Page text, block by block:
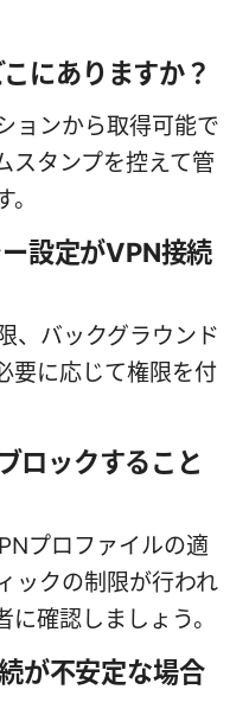
にありますか？
ョンから取得可能で
スタンプを控えて管
設定がVPN接続
、バックグラウンド
要に応じて権限を付
ロックすること
プロファイルの適
ックの制限が行われ
確認しましょう。
が不安定な場合